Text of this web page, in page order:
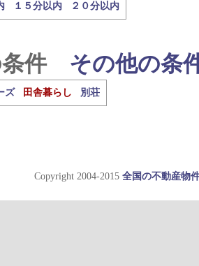
１５分以内 ２０分以内
件 その他の条
ズ 田舎暮らし 別荘
Copyright 2004-2015 全国の不動産物